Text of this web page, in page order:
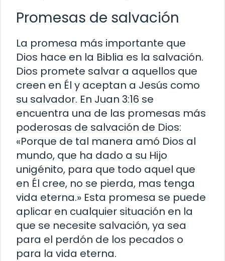
Promesas de salvación
La promesa más importante que
Dios hace en la Biblia es la salvación.
Dios promete salvar a aquellos que
creen en Él y aceptan a Jesús como
su salvador. En Juan 3:16 se
encuentra una de las promesas más
poderosas de salvación de Dios:
«Porque de tal manera amó Dios al
mundo, que ha dado a su Hijo
unigénito, para que todo aquel que
en Él cree, no se pierda, mas tenga
vida eterna.» Esta promesa se puede
aplicar en cualquier situación en la
que se necesite salvación, ya sea
para el perdón de los pecados o
para la vida eterna.